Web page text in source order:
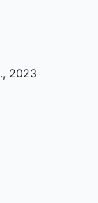
., 2023